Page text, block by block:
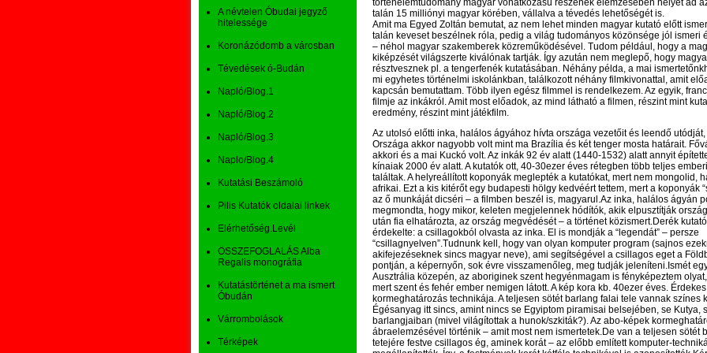
A névtelen Óbudai jegyző
hitelessége
Koronázódomb a városban
Tévedések ó-Budán
Napló/Blog.1
Napló/Blog.2
Napló/Blog.3
Naplo/Blog.4
Kutatási Beszámoló
Pilis Kutatók oldalai linkek
Elérhetőség.Levél
ÖSSZEFOGLALÁS Alba
Regalis monográfia
Kutatástörténet a ma ismert
Óbudán
Várrombolások
Térképek
talán 15 milliónyi magyar körében, vállalva a tévedés lehetőségét is.
Amit ma Egyed Zoltán bemutat, az nem lehet minden magyar kutató előtt
talán keveset beszélnek róla, pedig a világ tudományos közönsége jól ismeri
– néhol magyar szakemberek közreműködésével. Tudom például, hogy a
kiképzését világszerte kiválónak tartják. Így azután nem meglepő, hogy
résztvesznek pl. a tengerfenék kutatásában. Néhány példa, a mai
mi egyhetes történelmi iskolánkban, találkozott néhány filmkivonattal, amit
kapcsán bemutattam. Több ilyen egész filmmel is rendelkezem. Az egyik,
filmje az inkákról. Amit most előadok, az mind látható a filmen, részint mint
eredmény, részint mint játékfilm.
Az utolsó előtti inka, halálos ágyához hívta országa vezetőit és leendő utódját,
Országa akkor nagyobb volt mint ma Brazília és két tenger mosta határait.
akkori és a mai Kuckó volt. Az inkák 92 év alatt (1440-1532) alatt annyit
kínaiak 2000 év alatt. A kutatók ott, 40-30ezer éves rétegben több teljes
találtak. A helyreállított koponyák meglepték a kutatókat, mert nem mongolid,
afrikai. Ezt a kis kitérőt egy budapesti hölgy kedvéért tettem, mert a koponyák
az ő munkáját dicséri – a filmben beszél is, magyarul.Az inka, halálos ágyán
megmondta, hogy mikor, keleten megjelennek hódítók, akik elpusztítják
után fia elhatározta, az ország megvédését – a történet közismert.Derék
érdekelte: a csillagokból olvasta az inka. El is mondják a “legendát” – persze
“csillagnyelven”.Tudnunk kell, hogy van olyan komputer program (sajnos
akifejezéseknek sincs magyar neve), ami segítségével a csillagos eget a
pontján, a képernyőn, sok évre visszamenőleg, meg tudják jeleníteni.Ismét
Ausztrália közepén, az aboriginek szent hegyénmagam is fényképeztem
mert szent és fehér ember nemigen látott. A kép kora kb. 40ezer éves.
kormeghatározás technikája. A teljesen sötét barlang falai tele vannak színes
Égésanyag itt sincs, amint nincs se Egyiptom piramisai belsejében, se Kutya,
barlangjaiban (mivel világítottak a hunok/szkiták?). Az abo-képek
ábraelemzésével történik – amit most nem ismertetek.De van a teljesen sötét
tetejére festve csillagos ég, aminek korát – az előbb említett komputer-